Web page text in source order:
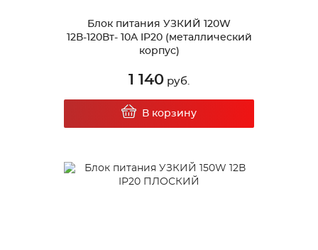
Блок питания УЗКИЙ 120W
12В-120Вт- 10A IP20 (металлический
корпус)
1 140 руб.
В корзину